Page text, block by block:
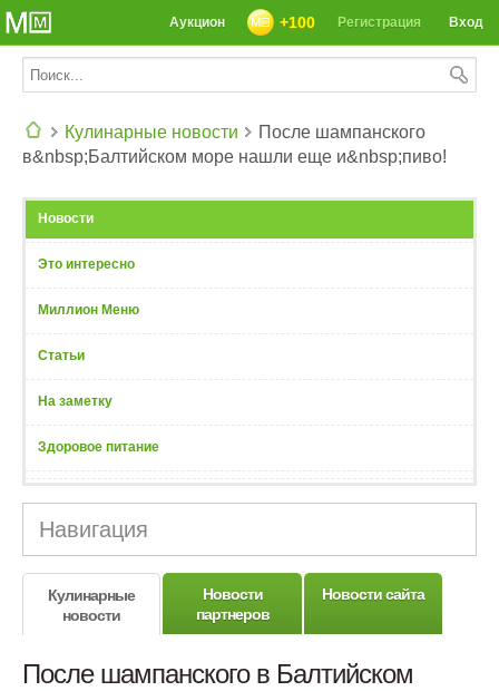
Вход
Регистрация
+100
Аукцион
Кулинарные новости
После шампанского
в&nbsp;Балтийском море нашли еще и&nbsp;пиво!
Новости
Это интересно
Миллион Меню
Статьи
На заметку
Здоровое питание
Навигация
Кулинарные
новости
Новости
партнеров
Новости сайта
После шампанского в Балтийском